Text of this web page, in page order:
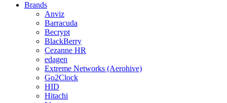
Brands
Anviz
Barracuda
Becrypt
BlackBerry
Cezanne HR
edagen
Extreme Networks (Aerohive)
Go2Clock
HID
Hitachi